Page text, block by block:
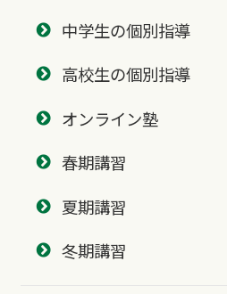
中学生の個別指導
高校生の個別指導
オンライン塾
春期講習
夏期講習
冬期講習